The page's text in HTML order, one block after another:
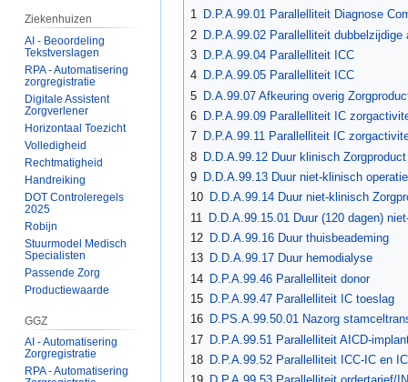
1 D.P.A.99.01 Parallelliteit Diagnose
2 D.P.A.99.02 Parallelliteit dubbelzijdige
3 D.P.A.99.04 Parallelliteit ICC
4 D.P.A.99.05 Parallelliteit ICC
5 D.A.99.07 Afkeuring overig
6 D.P.A.99.09 Parallelliteit IC
7 D.P.A.99.11 Parallelliteit IC
8 D.D.A.99.12 Duur klinisch Zorgproduct
9 D.D.A.99.13 Duur niet-klinisch
10 D.D.A.99.14 Duur niet-klinisch
11
D.D.A.99.15.01 Duur (120 dagen)
12 D.D.A.99.16 Duur thuisbeademing
13 D.D.A.99.17 Duur hemodialyse
14 D.P.A.99.46 Parallelliteit donor
15 D.P.A.99.47 Parallelliteit IC toeslag
16 D.PS.A.99.50.01 Nazorg
17 D.P.A.99.51 Parallelliteit AICD-
18 D.P.A.99.52 Parallelliteit ICC-IC en
Ziekenhuizen
AI - Beoordeling
Tekstverslagen
RPA - Automatisering
zorgregistratie
Digitale Assistent
Zorgverlener
Horizontaal Toezicht
Volledigheid
Rechtmatigheid
Handreiking
DOT Controleregels
2025
Robijn
Stuurmodel Medisch
Specialisten
Passende Zorg
Productiewaarde
GGZ
AI - Automatisering
Zorgregistratie
RPA - Automatisering